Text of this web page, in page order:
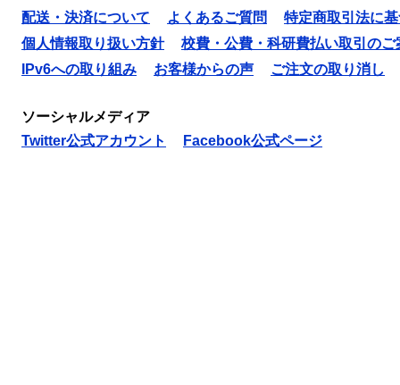
配送・決済について
よくあるご質問
特定商取引法に
個人情報取り扱い方針
校費・公費・科研費払い取引のご
IPv6への取り組み
お客様からの声 ご注文の取り消し
ソーシャルメディア
Twitter公式アカウント
Facebook公式ページ